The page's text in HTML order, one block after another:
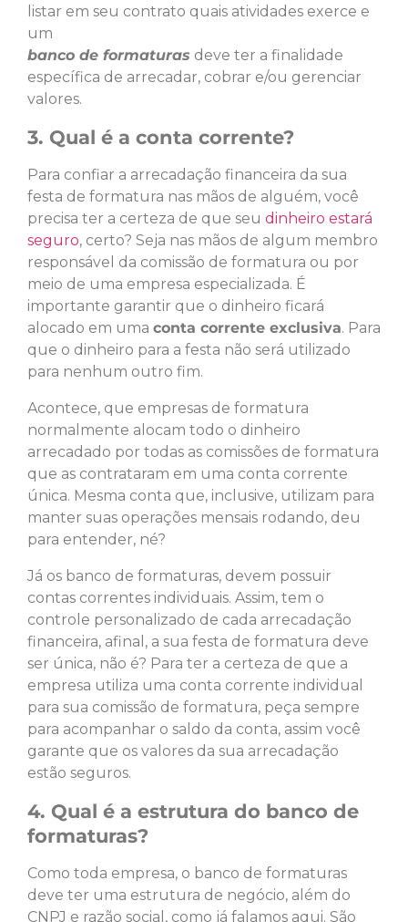
listar em seu contrato quais atividades exerce e
um
banco de formaturas deve ter a finalidade
específica de arrecadar, cobrar e/ou gerenciar
valores.
3. Qual é a conta corrente?
Para confiar a arrecadação financeira da sua
festa de formatura nas mãos de alguém, você
precisa ter a certeza de que seu dinheiro estará
seguro, certo? Seja nas mãos de algum membro
responsável da comissão de formatura ou por
meio de uma empresa especializada. É
importante garantir que o dinheiro ficará
alocado em uma conta corrente exclusiva. Para
que o dinheiro para a festa não será utilizado
para nenhum outro fim.
Acontece, que empresas de formatura
normalmente alocam todo o dinheiro
arrecadado por todas as comissões de formatura
que as contrataram em uma conta corrente
única. Mesma conta que, inclusive, utilizam para
manter suas operações mensais rodando, deu
para entender, né?
Já os banco de formaturas, devem possuir
contas correntes individuais. Assim, tem o
controle personalizado de cada arrecadação
financeira, afinal, a sua festa de formatura deve
ser única, não é? Para ter a certeza de que a
empresa utiliza uma conta corrente individual
para sua comissão de formatura, peça sempre
para acompanhar o saldo da conta, assim você
garante que os valores da sua arrecadação
estão seguros.
4. Qual é a estrutura do banco de
formaturas?
Como toda empresa, o banco de formaturas
deve ter uma estrutura de negócio, além do
CNPJ e razão social, como já falamos aqui. São